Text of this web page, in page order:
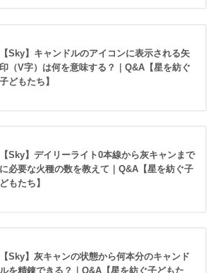
【Sky】キャンドルのアイコンに表示される矢
印（V字）は何を意味する？｜Q&A【星を紡ぐ
子どもたち】
【Sky】デイリーライト0本線から灰キャンまで
に必要な火種の数を教えて｜Q&A【星を紡ぐ子
どもたち】
【Sky】灰キャンの状態から何本分のキャンド
ルを精錬できる？｜Q&A【星を紡ぐ子どもた